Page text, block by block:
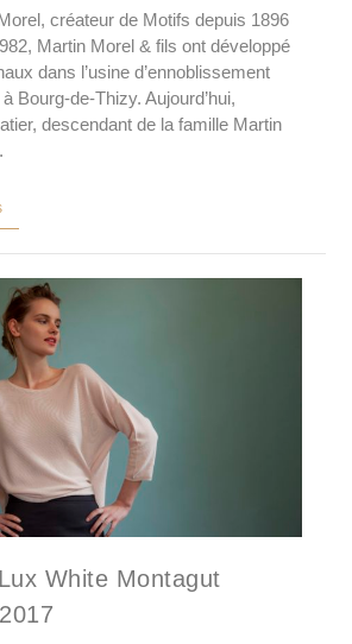
créateur de Motifs depuis 1896
Martin Morel & fils ont développé
dans l’usine d’ennoblissement
Bourg-de-Thizy. Aujourd’hui,
descendant de la famille Martin
White Montagut